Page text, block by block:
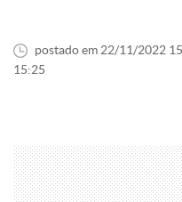
postado em 22/11/2022
15:25